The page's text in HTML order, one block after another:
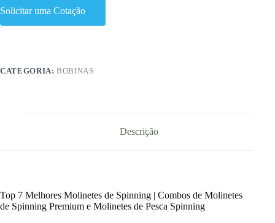
Solicitar uma Cotação
CATEGORIA:BOBINAS
Descrição
Top 7 Melhores Molinetes de Spinning | Combos de Molinetes
de Spinning Premium e Molinetes de Pesca Spinning